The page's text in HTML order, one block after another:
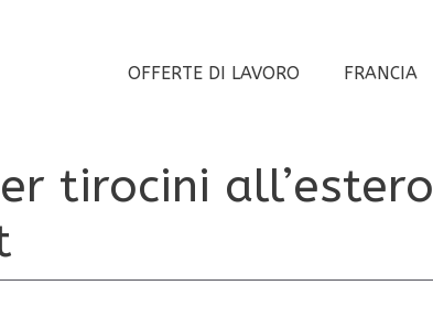
OFFERTE DI LAVORO FRANCIA
tirocini all’estero